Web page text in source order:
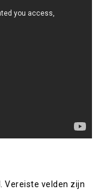
Vereiste velden zijn